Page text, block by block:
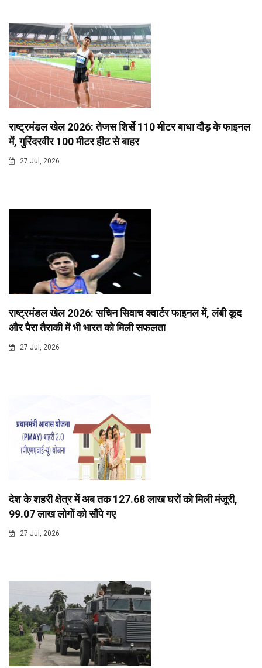
राष्ट्रमंडल खेल 2026: तेजस शिर्से 110 मीटर बाधा दौड़ के फाइनल
में, गुरिंदरवीर 100 मीटर हीट से बाहर
27 Jul, 2026
राष्ट्रमंडल खेल 2026: सचिन सिवाच क्वार्टर फाइनल में, लंबी कूद
और पैरा तैराकी में भी भारत को मिली सफलता
27 Jul, 2026
देश के शहरी क्षेत्र में अब तक 127.68 लाख घरों को मिली मंजूरी,
99.07 लाख लोगों को सौंपे गए
27 Jul, 2026